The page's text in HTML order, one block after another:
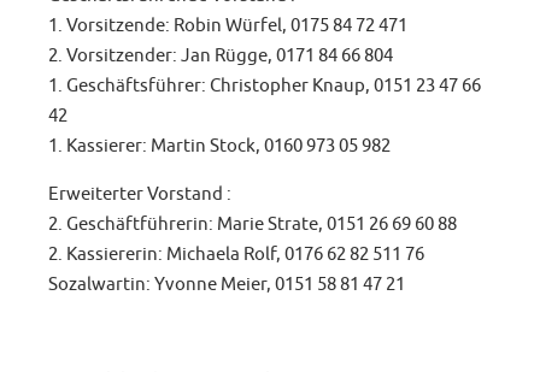
1. Vorsitzende: Robin Würfel, 0175 84 72 471
2. Vorsitzender: Jan Rügge, 0171 84 66 804
1. Geschäftsführer: Christopher Knaup, 0151 23 47 66
42
1. Kassierer: Martin Stock, 0160 973 05 982
Erweiterter Vorstand :
2. Geschäftführerin: Marie Strate, 0151 26 69 60 88
2. Kassiererin: Michaela Rolf, 0176 62 82 511 76
Sozalwartin: Yvonne Meier, 0151 58 81 47 21